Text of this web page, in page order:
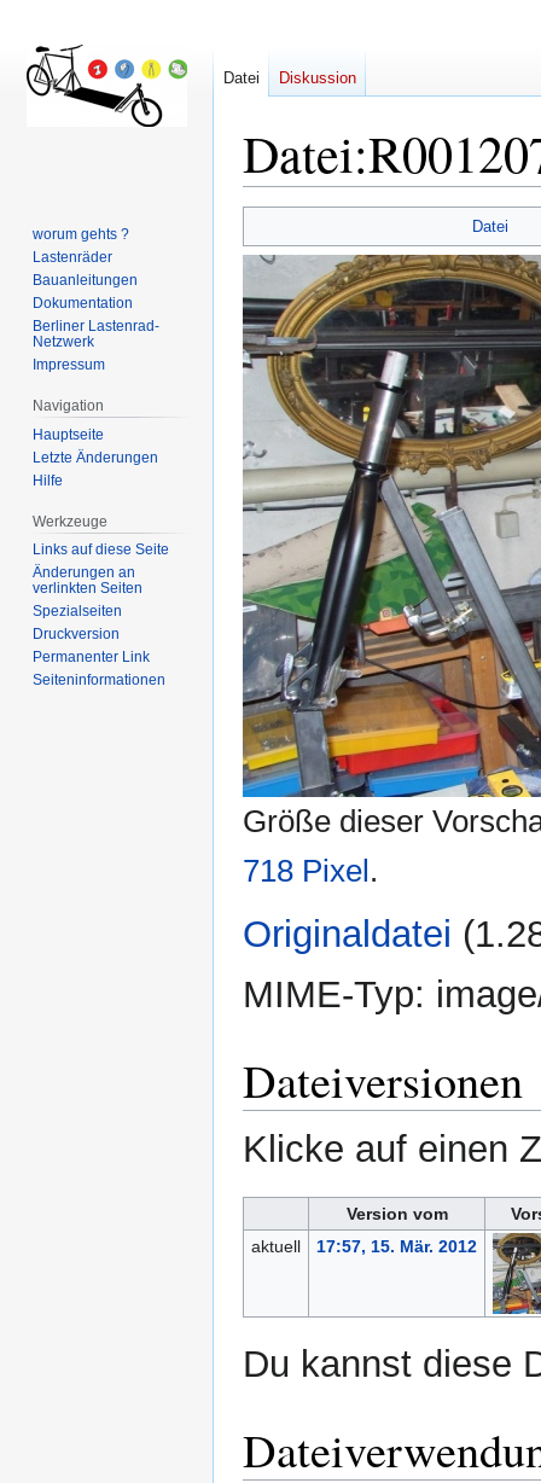
Datei:
Navigation
Suche
Datei
Größe dieser
718 Pixel.
Originaldatei
MIME-Typ:
Dateiversionen
Klicke auf einen
Version vom
aktuell
17:57, 15. Mär. 2012
Du kannst diese
Datei Diskussion
worum gehts ?
Lastenräder
Bauanleitungen
Dokumentation
Berliner Lastenrad-
Netzwerk
Impressum
Navigation
Hauptseite
Letzte Änderungen
Hilfe
Werkzeuge
Links auf diese Seite
Änderungen an
verlinkten Seiten
Spezialseiten
Druckversion
Permanenter Link
Seiten­informationen